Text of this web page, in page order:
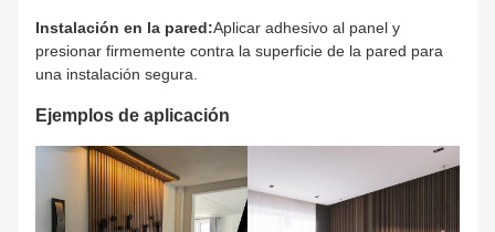
Instalación en la pared:Aplicar adhesivo al panel y
presionar firmemente contra la superficie de la pared para
una instalación segura.
Ejemplos de aplicación